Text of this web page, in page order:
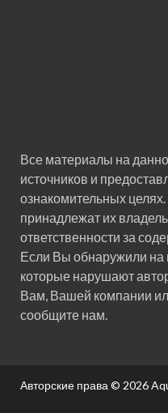
Все материалы на
источников и
ознакомительных
принадлежат их
ответственности за
Если Вы обнаружили
которые нарушают
Вам, Вашей компании
сообщите нам.
Авторские права © 2026